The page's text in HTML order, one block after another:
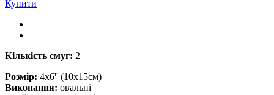
Купити
Кількість смуг: 2
Розмір: 4x6'' (10х15см)
Виконання: овальні